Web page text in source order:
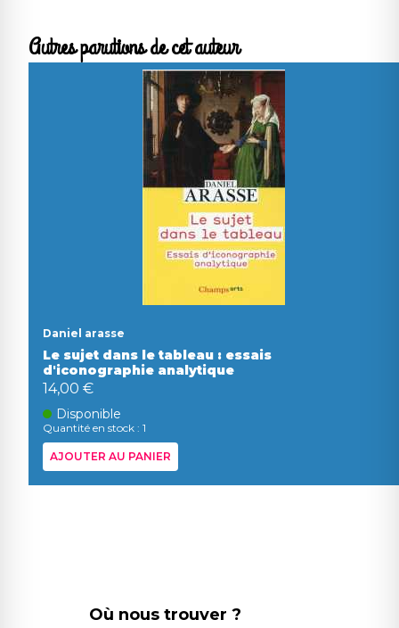
Autres parutions de cet auteur
Daniel arasse
Le sujet dans le tableau : essais
d'iconographie analytique
14,00 €
Disponible
Quantité en stock : 1
AJOUTER AU PANIER
Où nous trouver ?